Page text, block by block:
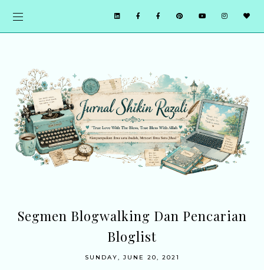
Segmen Blogwalking Dan Pencarian
Bloglist
SUNDAY, JUNE 20, 2021